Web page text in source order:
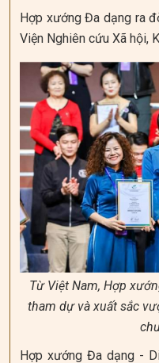
Hợp xướng Đa dạng ra
Viện Nghiên cứu Xã hội,
Từ Việt Nam, Hợp
tham dự và xuất sắc
Hợp xướng Đa dạng -